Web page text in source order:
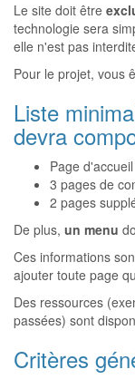
Le site doit être
technologie sera
elle n'est pas
Pour le projet, vous
Liste
devra
Page d'accueil
3 pages de
2 pages
De plus, un menu
Ces informations
ajouter toute page
Des ressources
passées) sont
Critères